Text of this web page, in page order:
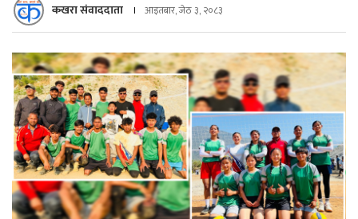
कखरा संवाददाता आइतबार, जेठ ३, २०८३